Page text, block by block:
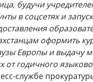
будучи
в соцсетях и
оформить
Европы и выдачу
годичного
службе